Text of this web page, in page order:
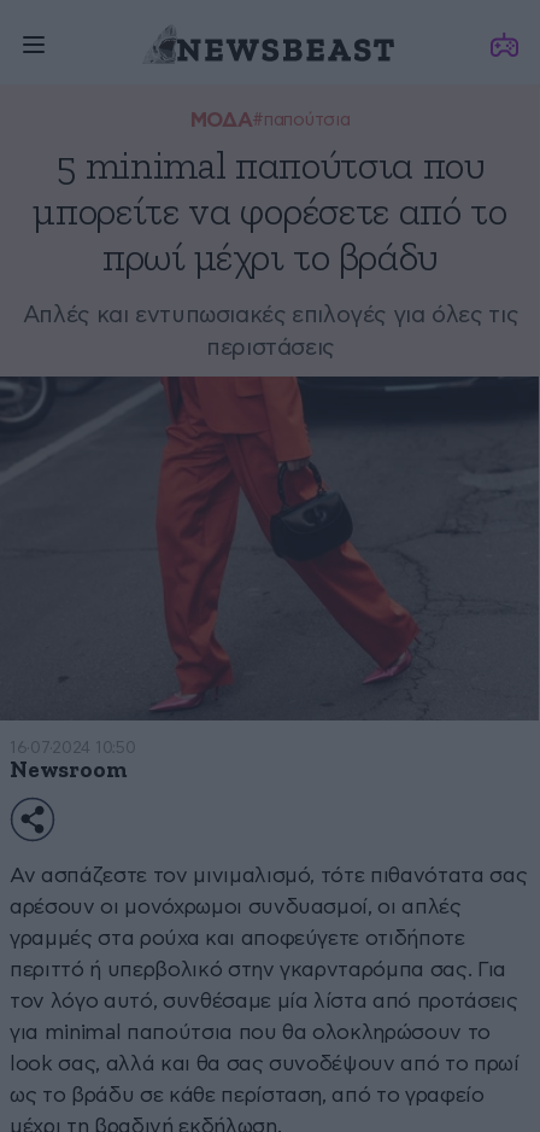
ΜΟΔΑ#παπούτσια
5 minimal παπούτσια που
μπορείτε να φορέσετε από το
πρωί μέχρι το βράδυ
Απλές και εντυπωσιακές επιλογές για όλες τις
περιστάσεις
16·07·2024 10:50
Newsroom
Αν ασπάζεστε τον μινιμαλισμό, τότε πιθανότατα σας
αρέσουν οι μονόχρωμοι συνδυασμοί, οι απλές
γραμμές στα ρούχα και αποφεύγετε οτιδήποτε
περιττό ή υπερβολικό στην γκαρνταρόμπα σας. Για
τον λόγο αυτό, συνθέσαμε μία λίστα από προτάσεις
για minimal παπούτσια που θα ολοκληρώσουν το
look σας, αλλά και θα σας συνοδέψουν από το πρωί
ως το βράδυ σε κάθε περίσταση, από το γραφείο
μέχρι τη βραδινή εκδήλωση.